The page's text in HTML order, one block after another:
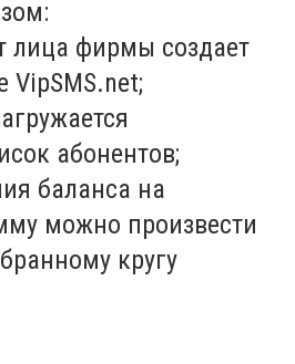
лица фирмы создает
VipSMS.net;
абонентов;
баланса на
можно произвести
кругу